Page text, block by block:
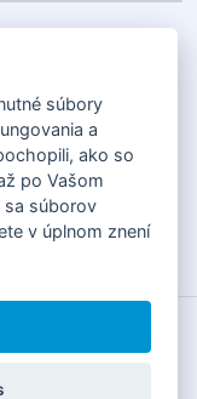
republika
ŠAĽA
súbory
a
ako so
po Vašom
sa súborov
v úplnom znení